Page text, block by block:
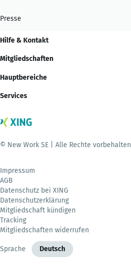
Presse
Hilfe & Kontakt
Mitgliedschaften
Hauptbereiche
Services
© New Work SE | Alle Rechte vorbehalten
Impressum
AGB
Datenschutz bei XING
Datenschutzerklärung
Mitgliedschaft kündigen
Tracking
Mitgliedschaften widerrufen
Sprache Deutsch